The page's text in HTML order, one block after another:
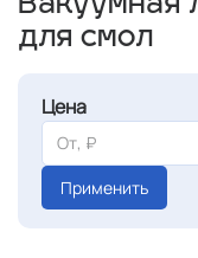
Вакуумная
для смол
Цена
Применить